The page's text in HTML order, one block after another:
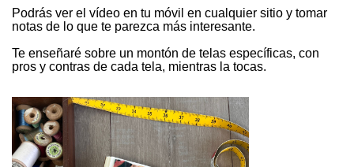
Podrás ver el vídeo en tu móvil en cualquier sitio y tomar
notas de lo que te parezca más interesante.
Te enseñaré sobre un montón de telas específicas, con
pros y contras de cada tela, mientras la tocas.